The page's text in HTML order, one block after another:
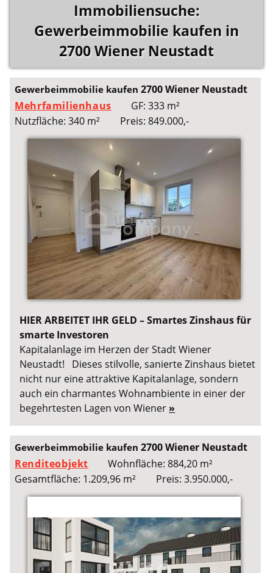
Immobiliensuche:
Gewerbeimmobilie kaufen in
2700 Wiener Neustadt
Gewerbeimmobilie kaufen2700 Wiener Neustadt
Mehrfamilienhaus
GF: 333 m²
Nutzfläche: 340 m²
Preis: 849.000,-
HIER ARBEITET IHR GELD – Smartes Zinshaus für
smarte Investoren
Kapitalanlage im Herzen der Stadt Wiener
Neustadt! Dieses stilvolle, sanierte Zinshaus bietet
nicht nur eine attraktive Kapitalanlage, sondern
auch ein charmantes Wohnambiente in einer der
begehrtesten Lagen von Wiener »
Gewerbeimmobilie kaufen2700 Wiener Neustadt
Renditeobjekt
Wohnfläche: 884,20 m²
Gesamtfläche: 1.209,96 m²
Preis: 3.950.000,-